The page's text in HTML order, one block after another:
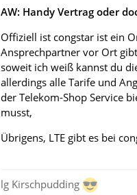
AW: Handy Vertrag oder
Offiziell ist congstar ist ein
Ansprechpartner vor Ort
soweit ich weiß kannst du
allerdings alle Tarife und
der Telekom-Shop Service
musst,
Übrigens, LTE gibt es bei
lg Kirschpudding